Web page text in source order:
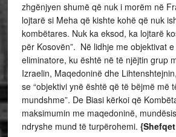
zhgënjyen shumë që nuk i morëm në
lojtarë si Meha që kishte kohë që nuk
kombëtares. Nuk ka eksod, ka lojtarë
për Kosovën”. Në lidhje me objektivat
eliminatore, ku është në të njëjtin grup
Izraelin, Maqedoninë dhe
se “objektivi ynë është që të bëjmë më
mundshme”. De Biasi kërkoi që
maksimumin me maqedoninë,
ndryshe mund të turpërohemi.